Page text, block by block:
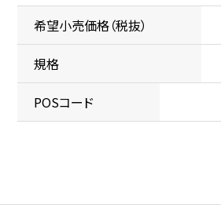
希望小売価格（税抜）
規格
POSコード